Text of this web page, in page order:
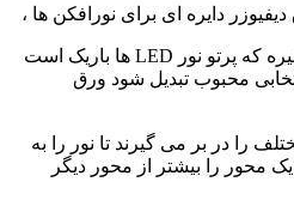
دایره ای برای نورافکن ها ،
چراغ های پایین ، چراغ قوه و غیره که پرتو نور LED ها باریک است
محبوب تبدیل شود ورق
را در بر می گیرند تا نور را به
محور را بیشتر از محور دیگر